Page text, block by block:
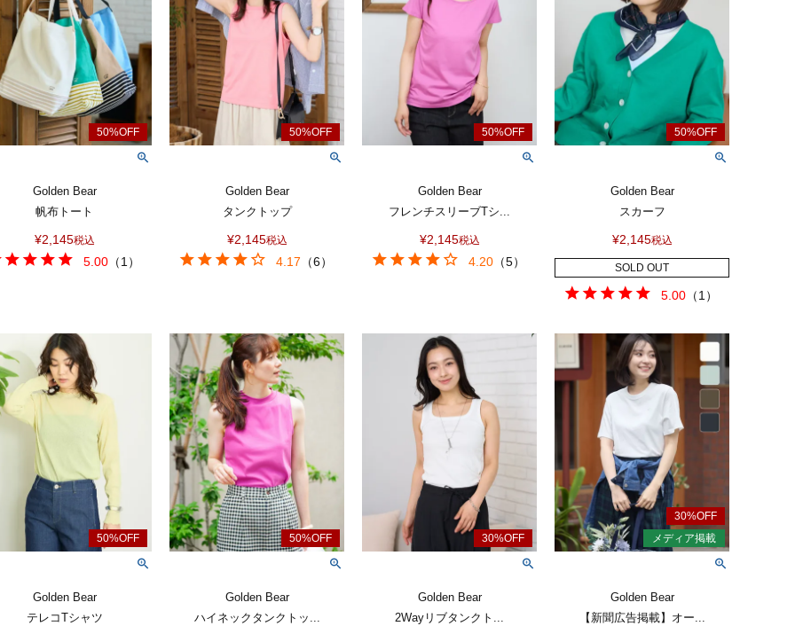
Golden Bear
帆布トート
¥2,145税込
5.00 （1 ）
Golden Bear
タンクトップ
¥2,145税込
4.17 （6）
Golden Bear
フレンチスリーブTシ...
¥2,145税込
4.20 （5）
Golden Bear
スカーフ
¥2,145税込
SOLD OUT
5.00 （1 ）
Golden Bear
テレコTシャツ
Golden Bear
ハイネックタンクトッ...
Golden Bear
2Wayリブタンクト...
Golden Bear
【新聞広告掲載】オー...